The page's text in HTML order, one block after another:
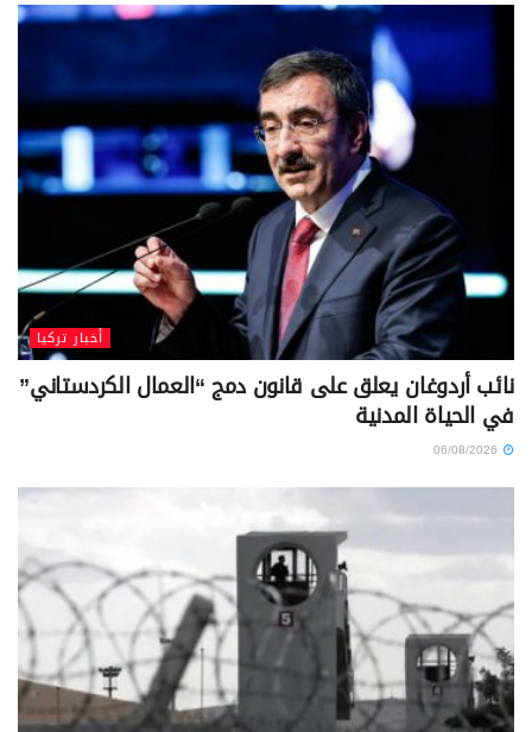
أخبار تركيا
نائب أردوغان يعلق على قانون دمج “العمال الكردستاني”
في الحياة المدنية